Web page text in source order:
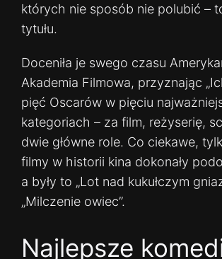
których nie sposób nie polubić –
tytułu.
Doceniła je swego czasu
Akademia Filmowa, przyznając
pięć Oscarów w pięciu
kategoriach – za film, reżyserię,
dwie główne role. Co ciekawe,
filmy w historii kina dokonały
a były to „Lot nad kukułczym
„Milczenie owiec”.
Najlepsze